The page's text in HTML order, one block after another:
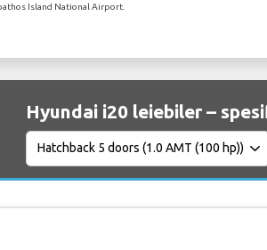
Island National Airport.
Hyundai i20 leiebiler –